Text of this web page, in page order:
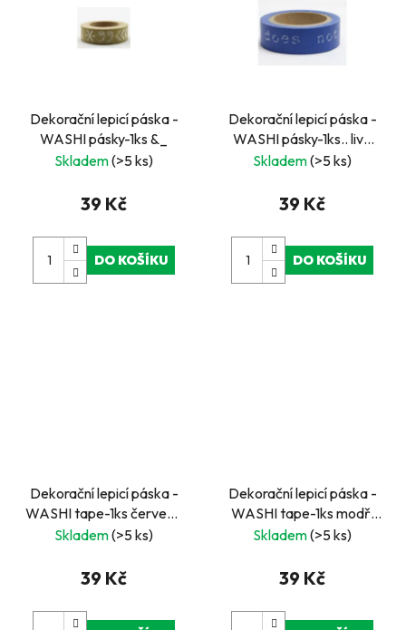
Dekorační lepicí páska -
WASHI pásky-1ks &_
Skladem(>5 ks)
39 Kč
DO KOŠÍKU
Dekorační lepicí páska -
WASHI pásky-1ks.. live
does not...
Skladem(>5 ks)
39 Kč
DO KOŠÍKU
Dekorační lepicí páska -
WASHI tape-1ks červená
hvězda 5cípá v bílém
Skladem(>5 ks)
39 Kč
Dekorační lepicí páska -
WASHI tape-1ks modří
mimozemšťani
Skladem(>5 ks)
39 Kč